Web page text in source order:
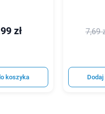
zł
koszyka
7,69